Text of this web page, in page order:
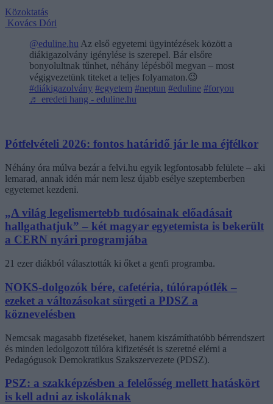
Közoktatás
Kovács Dóri
@eduline.hu Az első egyetemi ügyintézések között a
diákigazolvány igénylése is szerepel. Bár elsőre
bonyolultnak tűnhet, néhány lépésből megvan – most
végigvezetünk titeket a teljes folyamaton.😉
#diákigazolvány #egyetem #neptun #eduline #foryou
♬ eredeti hang - eduline.hu
Pótfelvételi 2026: fontos határidő jár le ma éjfélkor
Néhány óra múlva bezár a felvi.hu egyik legfontosabb felülete – aki
lemarad, annak idén már nem lesz újabb esélye szeptemberben
egyetemet kezdeni.
„A világ legelismertebb tudósainak előadásait
hallgathatjuk” – két magyar egyetemista is bekerült
a CERN nyári programjába
21 ezer diákból választották ki őket a genfi programba.
NOKS-dolgozók bére, cafetéria, túlórapótlék –
ezeket a változásokat sürgeti a PDSZ a
köznevelésben
Nemcsak magasabb fizetéseket, hanem kiszámíthatóbb bérrendszert
és minden ledolgozott túlóra kifizetését is szeretné elérni a
Pedagógusok Demokratikus Szakszervezete (PDSZ).
PSZ: a szakképzésben a felelősség mellett hatáskört
is kell adni az iskoláknak